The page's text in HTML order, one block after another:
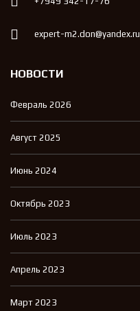
expert-m2.don@yandex.ru
НОВОСТИ
Февраль 2026
Август 2025
Июнь 2024
Октябрь 2023
Июль 2023
Апрель 2023
Март 2023